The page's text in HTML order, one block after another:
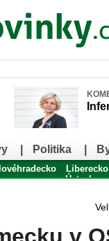
Politika
Liberecko
Ústecko